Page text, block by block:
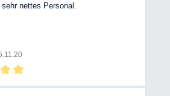
haben sich sogar nach Ende der
jederzeit spürbar, hier sitzen keine
austauschbar wäre, sondern
leben und Ihr Wissen und Ihre
nettes Personal.